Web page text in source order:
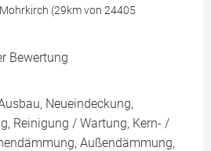
(29km von 24405
Bewertung
Neueindeckung,
Reinigung / Wartung, Kern- /
Außendämmung,